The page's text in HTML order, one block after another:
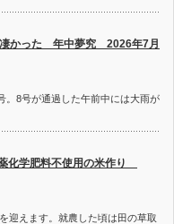
かった 年中夢究 2026年7月
。8号が通過した午前中には大雨が
化学肥料不使用の米作り
迎えます。就農した頃は田の草取